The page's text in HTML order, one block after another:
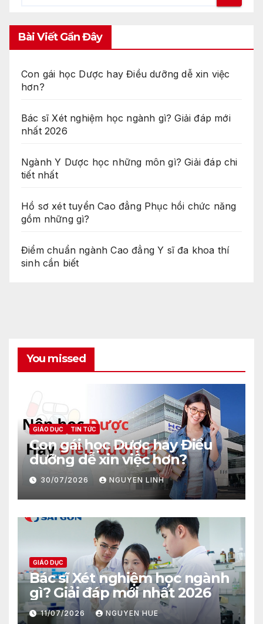
Bài Viết Gần Đây
Con gái học Dược hay Điều dưỡng dễ xin việc
hơn?
Bác sĩ Xét nghiệm học ngành gì? Giải đáp mới
nhất 2026
Ngành Y Dược học những môn gì? Giải đáp chi
tiết nhất
Hồ sơ xét tuyển Cao đẳng Phục hồi chức năng
gồm những gì?
Điểm chuẩn ngành Cao đẳng Y sĩ đa khoa thí
sinh cần biết
You missed
GIÁO DỤC TIN TỨC
Con gái học Dược hay Điều
dưỡng dễ xin việc hơn?
30/07/2026 NGUYEN LINH
GIÁO DỤC
Bác sĩ Xét nghiệm học ngành
gì? Giải đáp mới nhất 2026
11/07/2026 NGUYEN HUE